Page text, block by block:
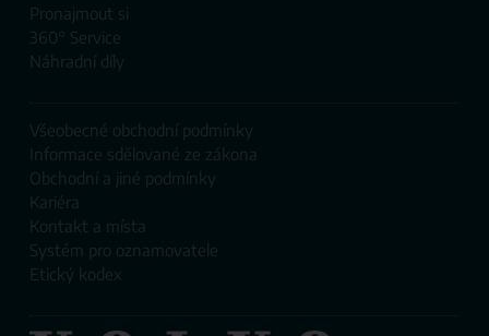
Pronajmout si
360° Service
Náhradní díly
Všeobecné obchodní podmínky
Informace sdělované ze zákona
Obchodní a jiné podmínky
Kariéra
Kontakt a místa
Systém pro oznamovatele
Etický kodex